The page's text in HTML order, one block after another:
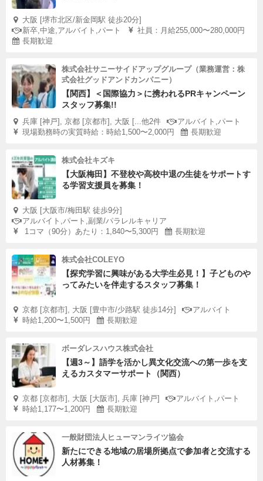
大阪 [堺市北区/新金岡駅 徒歩20分]
新卒,中途,アルバイト,パート
社員：月給255,000〜280,000円
長期歓迎
株式会社サニーサイドアップグループ（業務運営：株
式会社グッドアンドカンパニー）
【関西】＜国際協力＞に携われるPRキャンペーン
スタッフ募集!!
兵庫 [神戸], 京都 [京都市], 大阪 [...他2件
アルバイト,パート
現場勤務時の実質時給：時給1,500〜2,000円
長期歓迎
株式会社キズキ
【大阪梅田】不登校や高校中退の生徒をサポートす
る学習支援員を募集！
大阪 [大阪市/梅田駅 徒歩9分]
アルバイト,パート,副業/パラレルキャリア
1コマ（90分）あたり：1,840〜5,300円
長期歓迎
株式会社COLEYO
【探究学習に興味がある大学生必見！】子どものや
ってみたいを伴走するスタッフ募集！
京都 [京都市], 大阪 [豊中市/少路駅 徒歩14分]
アルバイト
時給1,200〜1,500円
長期歓迎
ボーダレスハウス株式会社
【週3～】語学を活かし異文化交流への第一歩を支
えるカスタマーサポート（関西）
京都 [京都市], 大阪 [大阪市], 兵庫 [神戸]
アルバイト,パート
時給1,177〜1,200円
長期歓迎
一般財団法人ヒューマンライツ協会
新たにできる地域の居場所拠点で参加者と交流する
人材募集！